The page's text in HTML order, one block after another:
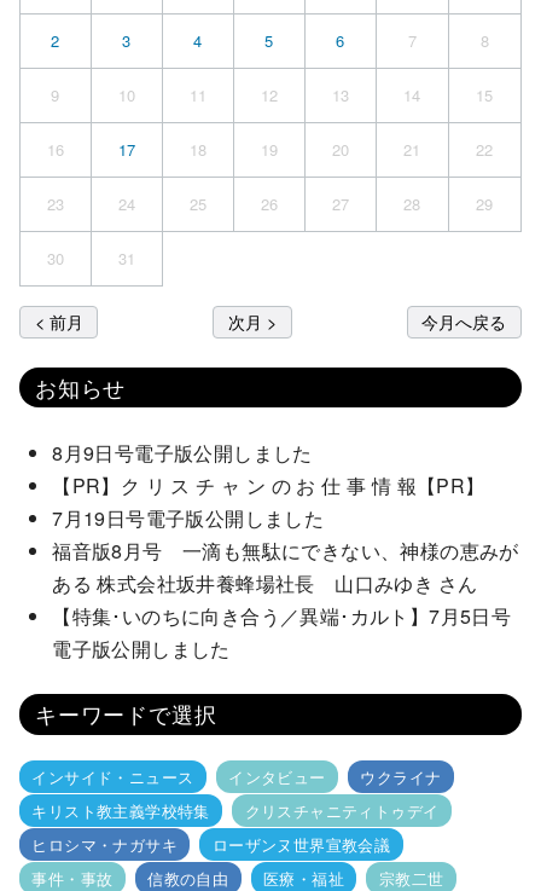
2 3 4 5 6 7 8
9 10 11 12 13 14 15
16 17 18 19 20 21 22
23 24 25 26 27 28 29
30 31
< 前月 次月 > 今月へ戻る
お知らせ
8月9日号電子版公開しました
【PR】ク リ ス チ ャ ン の お 仕 事 情 報【PR】
7月19日号電子版公開しました
福音版8月号 一滴も無駄にできない、神様の恵みが
ある 株式会社坂井養蜂場社長 山口みゆき さん
【特集･いのちに向き合う／異端･カルト】7月5日号
電子版公開しました
キーワードで選択
インサイド・ニュース インタビュー
ウクライナ
キリスト教主義学校特集
クリスチャニティトゥデイ
ヒロシマ・ナガサキ
ローザンヌ世界宣教会議
事件・事故
信教の自由 医療・福祉
宗教二世